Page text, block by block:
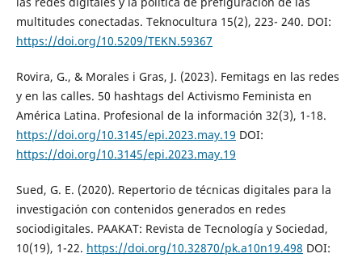
multitudes conectadas. Teknocultura 15(2), 223- 240. DOI:
https://doi.org/10.5209/TEKN.59367
Rovira, G., & Morales i Gras, J. (2023). Femitags en las redes
y en las calles. 50 hashtags del Activismo Feminista en
América Latina. Profesional de la información 32(3), 1-18.
https://doi.org/10.3145/epi.2023.may.19 DOI:
https://doi.org/10.3145/epi.2023.may.19
Sued, G. E. (2020). Repertorio de técnicas digitales para la
investigación con contenidos generados en redes
sociodigitales. PAAKAT: Revista de Tecnología y Sociedad,
10(19), 1-22. https://doi.org/10.32870/pk.a10n19.498 DOI: